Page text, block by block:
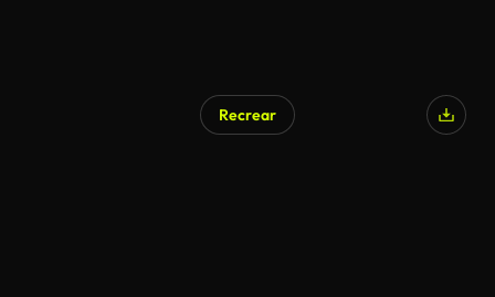
Recrear